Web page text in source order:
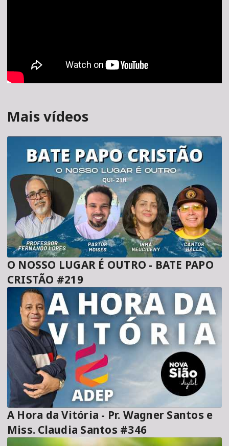
Mais vídeos
O NOSSO LUGAR É OUTRO - BATE PAPO
CRISTÃO #219
A Hora da Vitória - Pr. Wagner Santos e
Miss. Claudia Santos #346